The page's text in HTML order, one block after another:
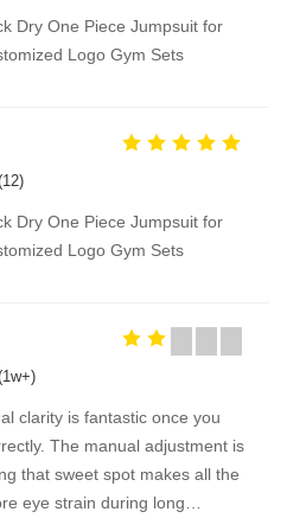
Dry One Piece Jumpsuit for
Logo Gym Sets
Dry One Piece Jumpsuit for
Logo Gym Sets
clarity is fantastic once you
The manual adjustment is
that sweet spot makes all the
eye strain during long